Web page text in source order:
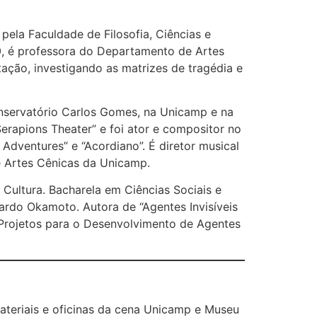
Faculdade de Filosofia, Ciências e
é professora do Departamento de Artes
investigando as matrizes de tragédia e
Carlos Gomes, na Unicamp e na
Theater” e foi ator e compositor no
Adventures” e “Acordiano”. É diretor musical
Cênicas da Unicamp.
Bacharela em Ciências Sociais e
Okamoto. Autora de “Agentes Invisíveis
para o Desenvolvimento de Agentes
e oficinas da cena Unicamp e Museu